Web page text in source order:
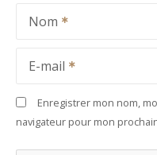
Nom
E-mail
Enregistrer mon nom,
navigateur pour mon